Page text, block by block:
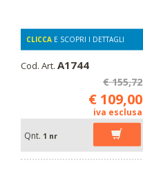
CLICCA E SCOPRI I DETTAGLI
Cod. Art. A1744
€ 155,72
€ 109,00
iva esclusa
Qnt. 1 nr